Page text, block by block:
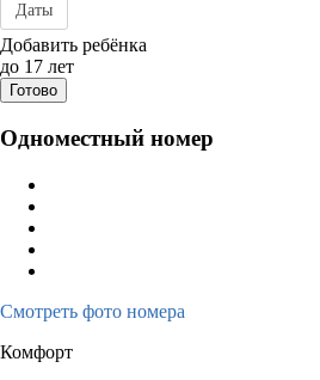
Даты
Дата заезда - отъезда
Добавить ребёнка
до 17 лет
Готово
Одноместный номер
Смотреть фото номера
Комфорт